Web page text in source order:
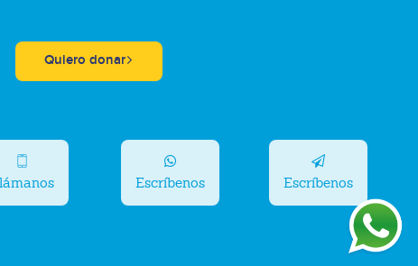
Quiero donar
Escríbenos Escríbenos